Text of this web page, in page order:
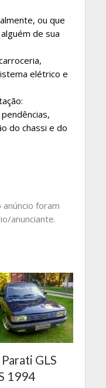
ou que
de sua
elétrico e
do chassi e do
foram
anunciante.
GLS
1994